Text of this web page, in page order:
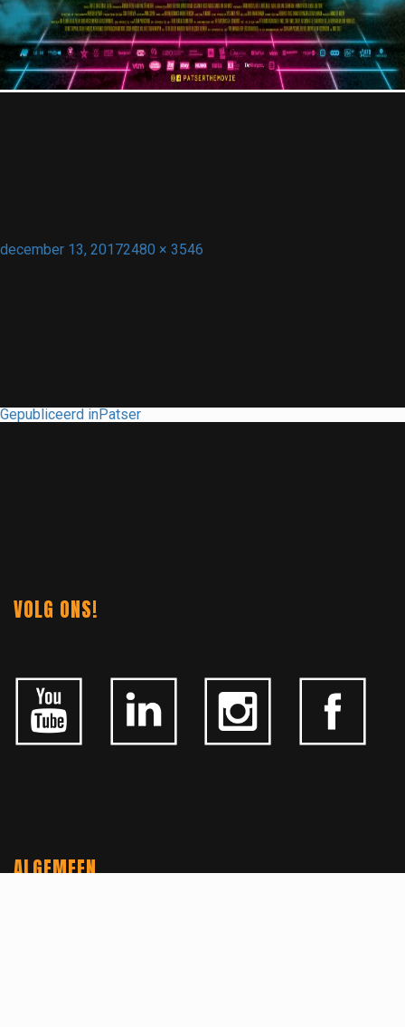
Contact
Geplaatst
december 13, 2017Volledige
2480 × 3546
BERICHT
Gepubliceerd inPatser
VOLG ONS!
ALGEMEEN